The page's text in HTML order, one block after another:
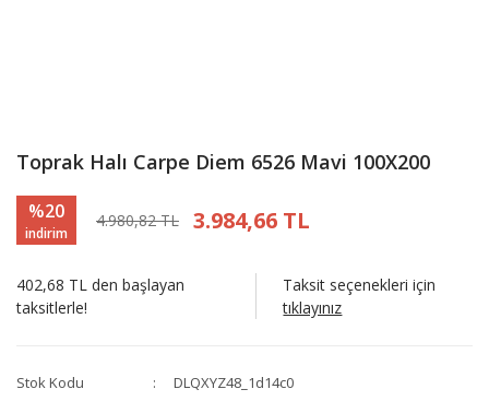
Toprak Halı Carpe Diem 6526 Mavi 100X200
%20
indirim
4.980,82 TL 3.984,66 TL
402,68 TL den başlayan
taksitlerle!
Taksit seçenekleri için
tıklayınız
Stok Kodu
DLQXYZ48_1d14c0